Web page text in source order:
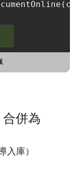
併為
入庫）